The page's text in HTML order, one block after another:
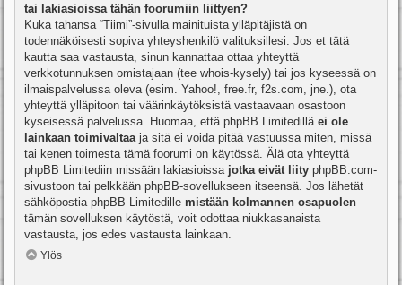
tai lakiasioissa tähän foorumiin liittyen?
Kuka tahansa “Tiimi”-sivulla mainituista ylläpitäjistä on
todennäköisesti sopiva yhteyshenkilö valituksillesi. Jos et tätä
kautta saa vastausta, sinun kannattaa ottaa yhteyttä
verkkotunnuksen omistajaan (tee whois-kysely) tai jos kyseessä on
ilmaispalvelussa oleva (esim. Yahoo!, free.fr, f2s.com, jne.), ota
yhteyttä ylläpitoon tai väärinkäytöksistä vastaavaan osastoon
kyseisessä palvelussa. Huomaa, että phpBB Limitedillä ei ole
lainkaan toimivaltaa ja sitä ei voida pitää vastuussa miten, missä
tai kenen toimesta tämä foorumi on käytössä. Älä ota yhteyttä
phpBB Limitediin missään lakiasioissa jotka eivät liity phpBB.com-
sivustoon tai pelkkään phpBB-sovellukseen itseensä. Jos lähetät
sähköpostia phpBB Limitedille mistään kolmannen osapuolen
tämän sovelluksen käytöstä, voit odottaa niukkasanaista
vastausta, jos edes vastausta lainkaan.
Ylös